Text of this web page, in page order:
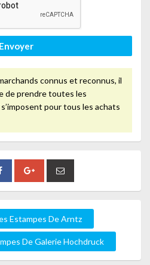
Envoyer
connus et reconnus, il
de prendre toutes les
pour tous les achats
Estampes De Arntz
De Galerie Hochdruck